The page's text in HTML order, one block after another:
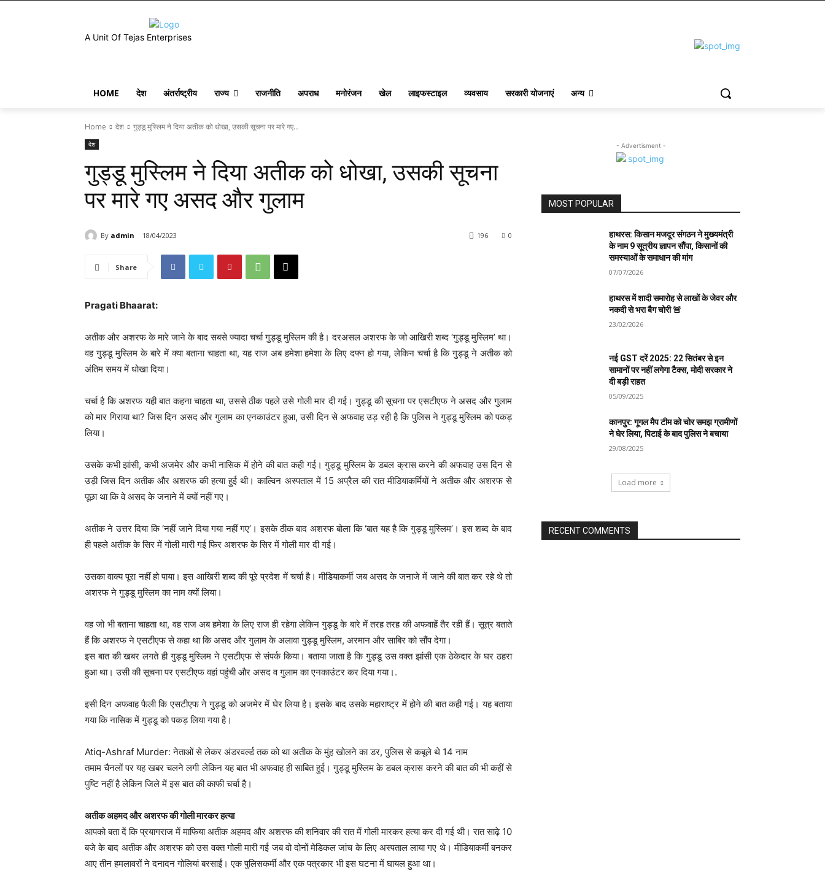
A Unit Of Tejas Enterprises
HOME देश अंतर्राष्ट्रीय राज्य राजनीति अपराध मनोरंजन खेल लाइफस्टाइल व्यवसाय सरकारी योजनाएं अन्य
Home देश गुड्डू मुस्लिम ने दिया अतीक को धोखा, उसकी सूचना पर मारे गए...
देश
गुड्डू मुस्लिम ने दिया अतीक को धोखा, उसकी सूचना
पर मारे गए असद और गुलाम
By admin 18/04/2023 0
196
Share
Pragati Bhaarat:
अतीक और अशरफ के मारे जाने के बाद सबसे ज्यादा चर्चा गुड्डू मुस्लिम की है। दरअसल अशरफ के जो आखिरी शब्द ‘गुड्डू मुस्लिम’ था।
वह गुड्डू मुस्लिम के बारे में क्या बताना चाहता था, यह राज अब हमेशा हमेशा के लिए दफ्न हो गया, लेकिन चर्चा है कि गुड्डू ने अतीक को
अंतिम समय में धोखा दिया।
चर्चा है कि अशरफ यही बात कहना चाहता था, उससे ठीक पहले उसे गोली मार दी गई। गुड्डू की सूचना पर एसटीएफ ने असद और गुलाम
को मार गिराया था? जिस दिन असद और गुलाम का एनकाउंटर हुआ, उसी दिन से अफवाह उड़ रही है कि पुलिस ने गुड्डू मुस्लिम को पकड़
लिया।
उसके कभी झांसी, कभी अजमेर और कभी नासिक में होने की बात कही गई। गुड्डू मुस्लिम के डबल क्रास करने की अफवाह उस दिन से
उड़ी जिस दिन अतीक और अशरफ की हत्या हुई थी। काल्विन अस्पताल में 15 अप्रैल की रात मीडियाकर्मियों ने अतीक और अशरफ से
पूछा था कि वे असद के जनाने में क्यों नहीं गए।
अतीक ने उत्तर दिया कि ‘नहीं जाने दिया गया नहीं गए’। इसके ठीक बाद अशरफ बोला कि ‘बात यह है कि गुड्डू मुस्लिम’। इस शब्द के बाद
ही पहले अतीक के सिर में गोली मारी गई फिर अशरफ के सिर में गोली मार दी गई।
उसका वाक्य पूरा नहीं हो पाया। इस आखिरी शब्द की पूरे प्रदेश में चर्चा है। मीडियाकर्मी जब असद के जनाजे में जाने की बात कर रहे थे तो
अशरफ ने गुड्डू मुस्लिम का नाम क्यों लिया।
वह जो भी बताना चाहता था, वह राज अब हमेशा के लिए राज ही रहेगा लेकिन गुड्डू के बारे में तरह तरह की अफवाहें तैर रही हैं। सूत्र बताते
हैं कि अशरफ ने एसटीएफ से कहा था कि असद और गुलाम के अलावा गुड्डू मुस्लिम, अरमान और साबिर को सौंप देगा।
इस बात की खबर लगते ही गुड्डू मुस्लिम ने एसटीएफ से संपर्क किया। बताया जाता है कि गुड्डू उस वक्त झांसी एक ठेकेदार के घर ठहरा
हुआ था। उसी की सूचना पर एसटीएफ वहां पहुंची और असद व गुलाम का एनकाउंटर कर दिया गया।.
इसी दिन अफवाह फैली कि एसटीएफ ने गुड्डू को अजमेर में घेर लिया है। इसके बाद उसके महाराष्ट्र में होने की बात कही गई। यह बताया
गया कि नासिक में गुड्डू को पकड़ लिया गया है।
Atiq-Ashraf Murder: नेताओं से लेकर अंडरवर्ल्ड तक को था अतीक के मुंह खोलने का डर, पुलिस से कबूले थे 14 नाम
तमाम चैनलों पर यह खबर चलने लगी लेकिन यह बात भी अफवाह ही साबित हुई। गुड्डू मुस्लिम के डबल क्रास करने की बात की भी कहीं से
पुष्टि नहीं है लेकिन जिले में इस बात की काफी चर्चा है।
अतीक अहमद और अशरफ की गोली मारकर हत्या
आपको बता दें कि प्रयागराज में माफिया अतीक अहमद और अशरफ की शनिवार की रात में गोली मारकर हत्या कर दी गई थी। रात साढ़े 10
बजे के बाद अतीक और अशरफ को उस वक्त गोली मारी गई जब वो दोनों मेडिकल जांच के लिए अस्पताल लाया गए थे। मीडियाकर्मी बनकर
आए तीन हमलावरों ने दनादन गोलियां बरसाईं। एक पुलिसकर्मी और एक पत्रकार भी इस घटना में घायल हुआ था।
- Advertisment -
MOST POPULAR
हाथरस: किसान मजदूर संगठन ने मुख्यमंत्री
के नाम 9 सूत्रीय ज्ञापन सौंपा, किसानों की
समस्याओं के समाधान की मांग
07/07/2026
हाथरस में शादी समारोह से लाखों के जेवर और
नकदी से भरा बैग चोरी 🚨
23/02/2026
नई GST दरें 2025: 22 सितंबर से इन
सामानों पर नहीं लगेगा टैक्स, मोदी सरकार ने
दी बड़ी राहत
05/09/2025
कानपुर: गूगल मैप टीम को चोर समझ ग्रामीणों
ने घेर लिया, पिटाई के बाद पुलिस ने बचाया
29/08/2025
Load more
RECENT COMMENTS